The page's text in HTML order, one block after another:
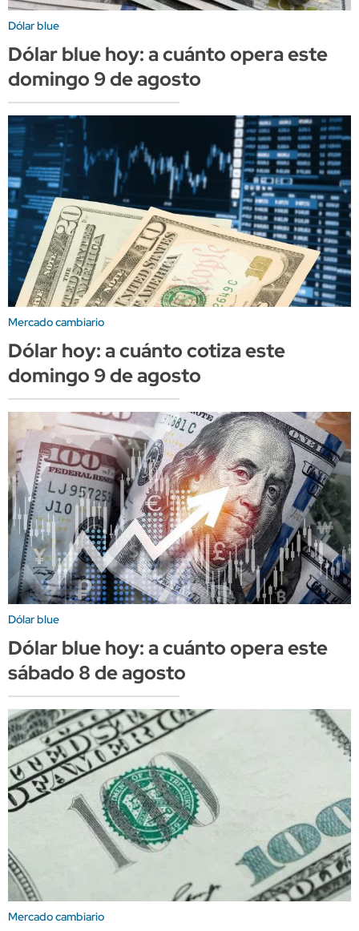
Dólar blue
Dólar blue hoy: a cuánto opera este
domingo 9 de agosto
Mercado cambiario
Dólar hoy: a cuánto cotiza este
domingo 9 de agosto
Dólar blue
Dólar blue hoy: a cuánto opera este
sábado 8 de agosto
Mercado cambiario